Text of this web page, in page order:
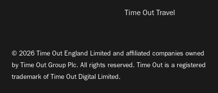
Time Out Travel
© 2026 Time Out England Limited and affiliated companies owned
by Time Out Group Plc. All rights reserved. Time Out is a registered
trademark of Time Out Digital Limited.